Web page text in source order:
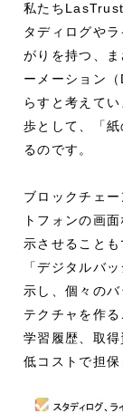
私たち
タディログや
がりを持つ、
ーメーション
らすと考えて
歩として、「
るのです。
ブロックチェ
トフォンの画
示させることも
「デジタルバ
示し、個々の
テクチャを作
学習履歴、取
低コストで担保